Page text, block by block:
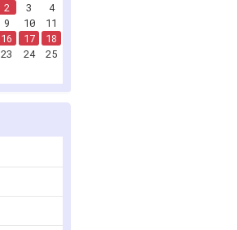
2 3
4
9 10
11
16 17
18
23 24
25